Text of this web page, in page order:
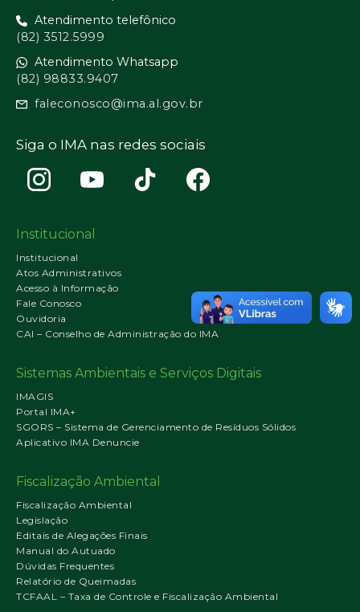
Atendimento telefônico
(82) 3512.5999
Atendimento Whatsapp
(82) 98833.9407
faleconosco@ima.al.gov.br
Siga o IMA nas redes sociais
Institucional
Institucional
Atos Administrativos
Acesso à Informação
Fale Conosco
Ouvidoria
CAI – Conselho de Administração do IMA
Sistemas Ambientais e Serviços Digitais
IMAGIS
Portal IMA+
SGORS – Sistema de Gerenciamento de Resíduos Sólidos
Aplicativo IMA Denuncie
Fiscalização Ambiental
Fiscalização Ambiental
Legislação
Editais de Alegações Finais
Manual do Autuado
Dúvidas Frequentes
Relatório de Queimadas
TCFAAL – Taxa de Controle e Fiscalização Ambiental